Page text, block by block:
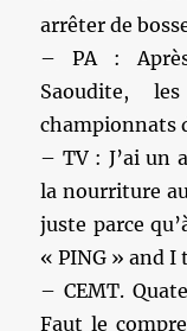
arrêter de
– PA :
Saoudite,
championnats
– TV : J’ai un
la nourriture
juste parce
« PING » and
– CEMT.
Faut le